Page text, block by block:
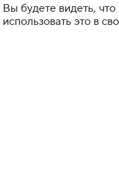
Вы будете видеть,
использовать это в